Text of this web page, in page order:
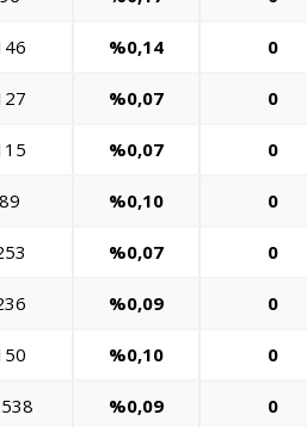
%0,14 0
%0,07 0
%0,07 0
89 %0,10 0
%0,07 0
%0,09 0
%0,10 0
%0,09 0